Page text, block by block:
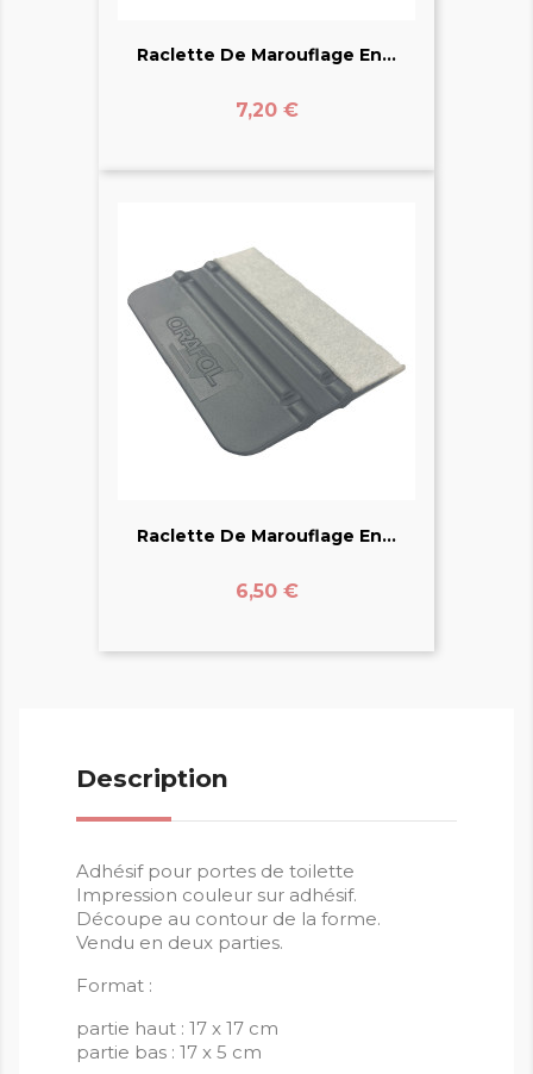
Raclette De Marouflage En...
Prix
7,20 €
Raclette De Marouflage En...
Prix
6,50 €
Description
Adhésif pour portes de toilette
Impression couleur sur adhésif.
Découpe au contour de la forme.
Vendu en deux parties.
Format :
partie haut : 17 x 17 cm
partie bas : 17 x 5 cm